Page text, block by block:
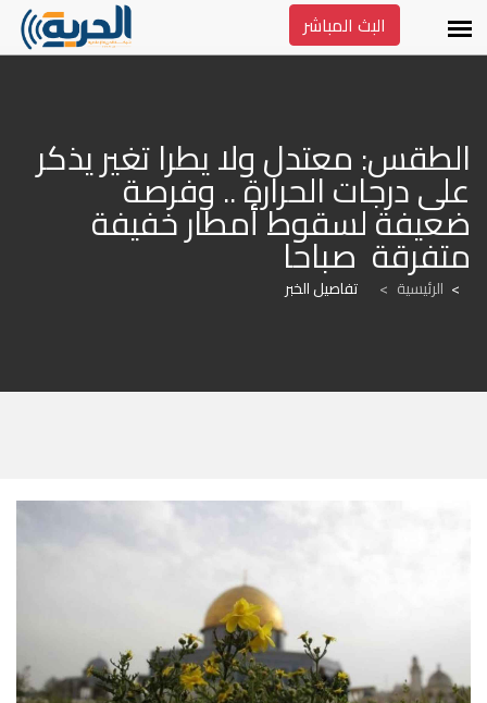
البث المباشر
الطقس: معتدل ولا يطرا تغير يذكر
على درجات الحرارة .. وفرصة
متفرقة  صباحا
الرئيسية > تفاصيل الخبر